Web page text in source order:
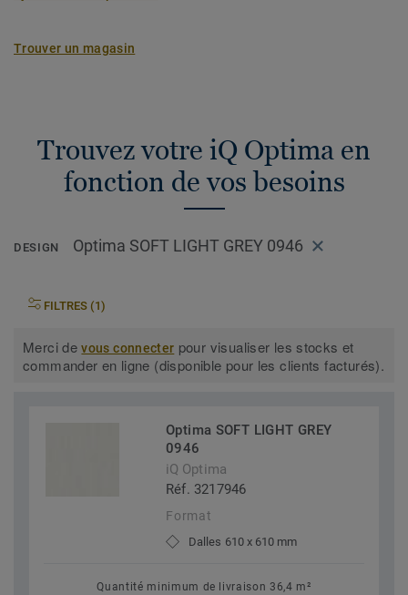
Trouver un magasin
Trouvez votre iQ Optima en
fonction de vos besoins
DESIGN Optima SOFT LIGHT GREY 0946
FILTRES (1)
Merci devous connecter pour visualiser les stocks et
commander en ligne (disponible pour les clients facturés).
Optima SOFT LIGHT GREY
0946
iQ Optima
Réf. 3217946
Format
Dalles 610 x 610 mm
Quantité minimum de livraison 36,4 m²